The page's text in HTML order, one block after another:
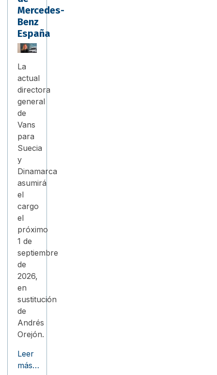
Mercedes-
Benz
España
La
actual
directora
general
de
Vans
para
Suecia
y
Dinamarca
asumirá
el
cargo
el
próximo
1 de
septiembre
de
2026,
en
sustitución
de
Andrés
Orejón.
Leer
más…